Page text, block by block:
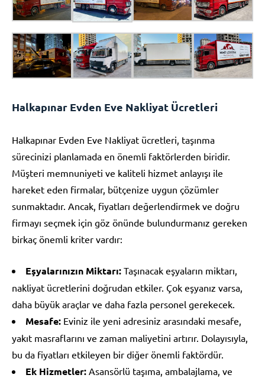
Halkapınar Evden Eve Nakliyat Ücretleri
Halkapınar Evden Eve Nakliyat ücretleri, taşınma
sürecinizi planlamada en önemli faktörlerden biridir.
Müşteri memnuniyeti ve kaliteli hizmet anlayışı ile
hareket eden firmalar, bütçenize uygun çözümler
sunmaktadır. Ancak, fiyatları değerlendirmek ve doğru
firmayı seçmek için göz önünde bulundurmanız gereken
birkaç önemli kriter vardır:
Eşyalarınızın Miktarı: Taşınacak eşyaların miktarı,
nakliyat ücretlerini doğrudan etkiler. Çok eşyanız varsa,
daha büyük araçlar ve daha fazla personel gerekecek.
Mesafe: Eviniz ile yeni adresiniz arasındaki mesafe,
yakıt masraflarını ve zaman maliyetini artırır. Dolayısıyla,
bu da fiyatları etkileyen bir diğer önemli faktördür.
Ek Hizmetler: Asansörlü taşıma, ambalajlama, ve